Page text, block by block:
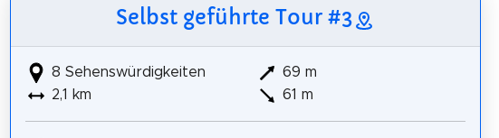
Selbst geführte Tour #3
8 Sehenswürdigkeiten
2,1 km
69 m
61 m